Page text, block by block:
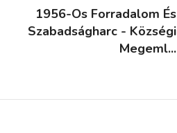
1956-Os Forradalom És
Szabadságharc - Községi
Megeml...